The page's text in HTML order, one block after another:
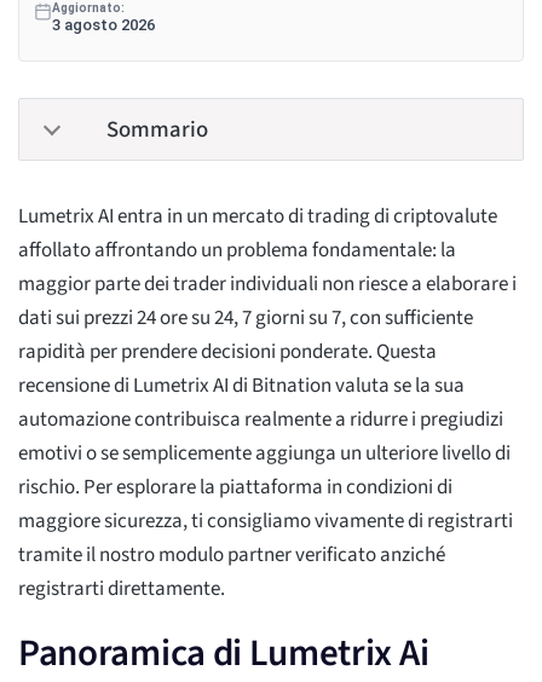
Aggiornato:
3 agosto 2026
Sommario
Lumetrix AI entra in un mercato di trading di criptovalute
affollato affrontando un problema fondamentale: la
maggior parte dei trader individuali non riesce a elaborare i
dati sui prezzi 24 ore su 24, 7 giorni su 7, con sufficiente
rapidità per prendere decisioni ponderate. Questa
recensione di Lumetrix AI di Bitnation valuta se la sua
automazione contribuisca realmente a ridurre i pregiudizi
emotivi o se semplicemente aggiunga un ulteriore livello di
rischio. Per esplorare la piattaforma in condizioni di
maggiore sicurezza, ti consigliamo vivamente di registrarti
tramite il nostro modulo partner verificato anziché
registrarti direttamente.
Panoramica di Lumetrix Ai